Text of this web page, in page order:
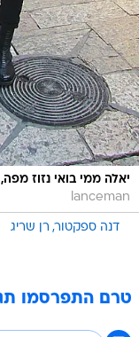
יאלה ממי בואי נזוז
lanceman
דנה ספקטור רן שריג
טרם התפרסמו